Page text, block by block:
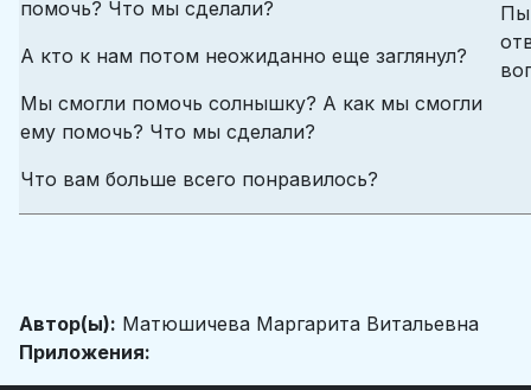
помочь? Что мы сделали?
А кто к нам потом неожиданно еще заглянул?
Мы смогли помочь солнышку? А как мы смогли
ему помочь? Что мы сделали?
Что вам больше всего понравилось?
Автор(ы): Матюшичева Маргарита Витальевна
Приложения: